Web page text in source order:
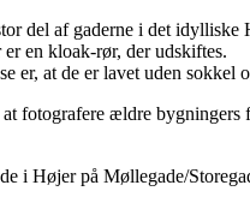
del af gaderne i det
en kloak-rør, der udskiftes.
er, at de er lavet uden
at fotografere ældre
i Højer på Møllegade/